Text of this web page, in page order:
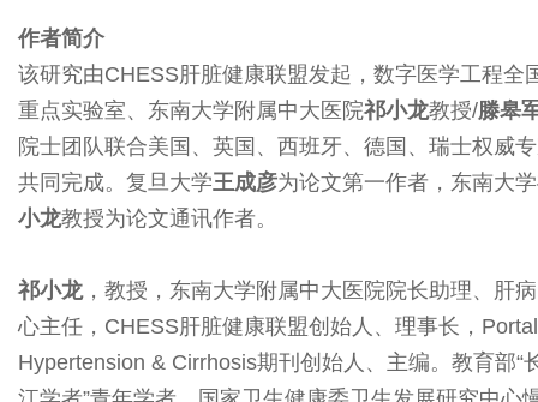
作者简介
该研究由CHESS肝脏健康联盟发起，数字医学工程全
重点实验室、东南大学附属中大医院祁小龙教授/滕皋
院士团队联合美国、英国、西班牙、德国、瑞士权威
共同完成。复旦大学王成彦为论文第一作者，东南大学
小龙教授为论文通讯作者。
祁小龙，教授，东南大学附属中大医院院长助理、肝
心主任，CHESS肝脏健康联盟创始人、理事长，Portal
Hypertension & Cirrhosis期刊创始人、主编。教育部“